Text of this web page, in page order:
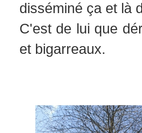
disséminé ça et là
C'est de lui que
et bigarreaux.